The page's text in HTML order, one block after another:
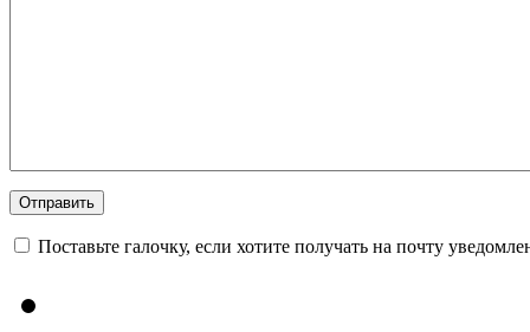
Поставьте галочку, если хотите получать на почту